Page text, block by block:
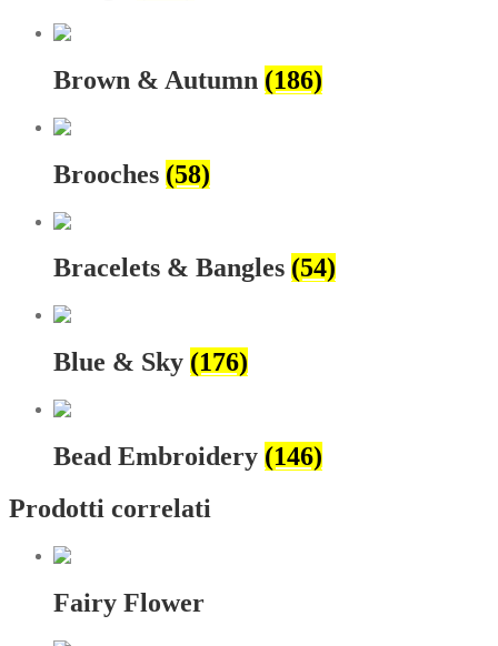
Brown & Autumn (186)
Brooches (58)
Bracelets & Bangles (54)
Blue & Sky (176)
Bead Embroidery (146)
Prodotti correlati
Fairy Flower